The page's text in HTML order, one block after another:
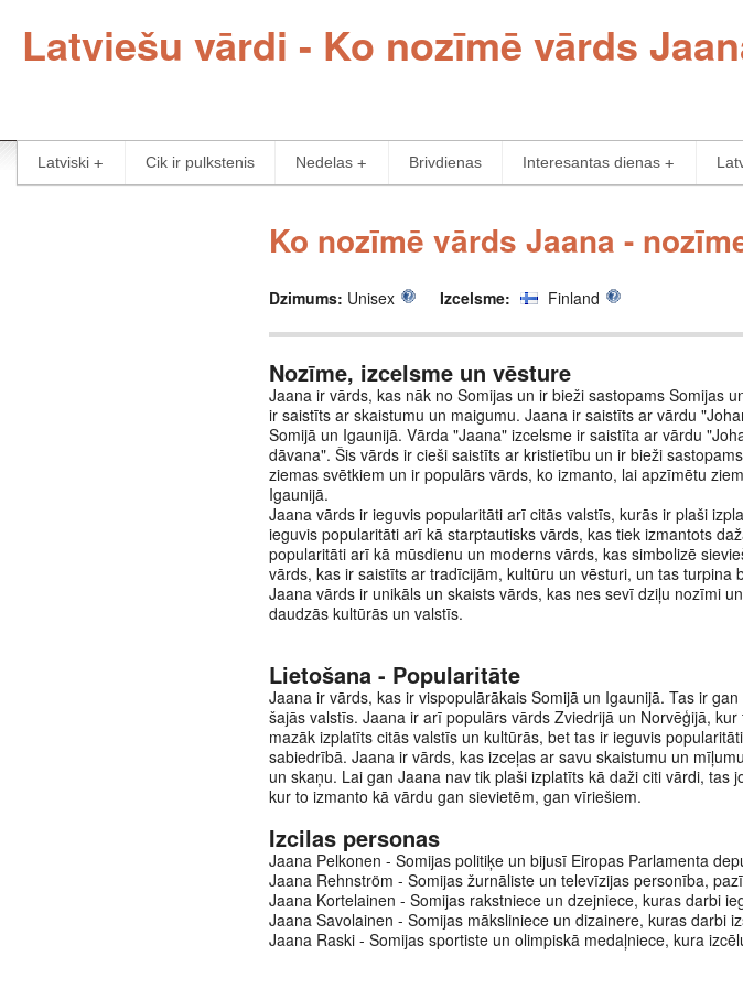
Latviešu vārdi - Ko nozīmē vārds
Latviski Cik ir pulkstenis Nedelas Brivdienas Interesantas dienas
Ko nozīmē vārds Jaana -
Dzimums: Unisex Izcelsme: Finland
Nozīme, izcelsme un vēsture
Jaana ir vārds, kas nāk no Somijas un ir bieži sastopams Somijas
ir saistīts ar skaistumu un maigumu. Jaana ir saistīts ar vārdu
Somijā un Igaunijā. Vārda "Jaana" izcelsme ir saistīta ar vārdu
dāvana". Šis vārds ir cieši saistīts ar kristietību un ir bieži
ziemas svētkiem un ir populārs vārds, ko izmanto, lai apzīmētu
Igaunijā.
Jaana vārds ir ieguvis popularitāti arī citās valstīs, kurās ir plaši
ieguvis popularitāti arī kā starptautisks vārds, kas tiek izmantots
popularitāti arī kā mūsdienu un moderns vārds, kas simbolizē
vārds, kas ir saistīts ar tradīcijām, kultūru un vēsturi, un tas turpina
Jaana vārds ir unikāls un skaists vārds, kas nes sevī dziļu nozīmi
daudzās kultūrās un valstīs.
Lietošana - Popularitāte
Jaana ir vārds, kas ir vispopulārākais Somijā un Igaunijā. Tas ir
šajās valstīs. Jaana ir arī populārs vārds Zviedrijā un Norvēģijā,
mazāk izplatīts citās valstīs un kultūrās, bet tas ir ieguvis
sabiedrībā. Jaana ir vārds, kas izceļas ar savu skaistumu un
un skaņu. Lai gan Jaana nav tik plaši izplatīts kā daži citi vārdi, tas
kur to izmanto kā vārdu gan sievietēm, gan vīriešiem.
Izcilas personas
Jaana Pelkonen - Somijas politiķe un bijusī Eiropas Parlamenta
Jaana Rehnström - Somijas žurnāliste un televīzijas personība,
Jaana Kortelainen - Somijas rakstniece un dzejniece, kuras darbi
Jaana Savolainen - Somijas māksliniece un dizainere, kuras darbi
Jaana Raski - Somijas sportiste un olimpiskā medaļniece, kura